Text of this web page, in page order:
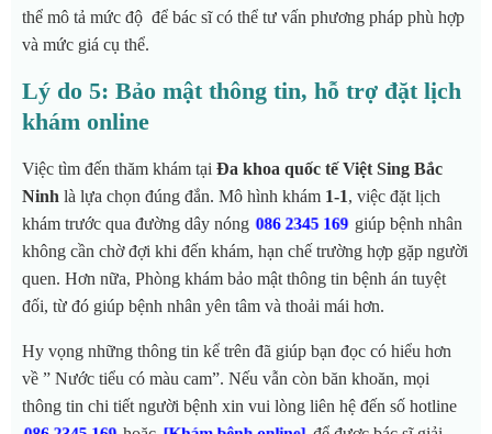
thể mô tả mức độ để bác sĩ có thể tư vấn phương pháp phù hợp
và mức giá cụ thể.
Lý do 5: Bảo mật thông tin, hỗ trợ đặt lịch
khám online
Việc tìm đến thăm khám tại Đa khoa quốc tế Việt Sing Bắc
Ninh là lựa chọn đúng đắn. Mô hình khám 1-1, việc đặt lịch
khám trước qua đường dây nóng 086 2345 169 giúp bệnh nhân
không cần chờ đợi khi đến khám, hạn chế trường hợp gặp người
quen. Hơn nữa, Phòng khám bảo mật thông tin bệnh án tuyệt
đối, từ đó giúp bệnh nhân yên tâm và thoải mái hơn.
Hy vọng những thông tin kể trên đã giúp bạn đọc có hiểu hơn
về ” Nước tiểu có màu cam”. Nếu vẫn còn băn khoăn, mọi
thông tin chi tiết người bệnh xin vui lòng liên hệ đến số hotline